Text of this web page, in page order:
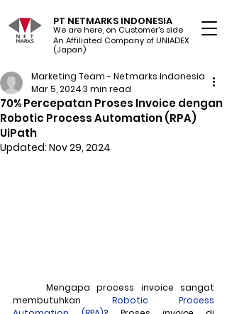
PT NETMARKS INDONESIA
We are here, on Customer's side
An Affiliated Company of UNIADEX Ltd.
(Japan)
70% Percepatan Proses Invoice dengan
Robotic Process Automation (RPA)
UiPath
Marketing Team - Netmarks Indonesia
Mar 5, 20243 min read
Updated: Nov 29, 2024
membutuhkan Robotic Process